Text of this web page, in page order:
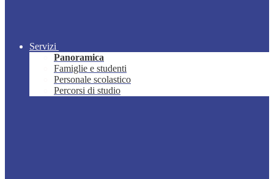
Servizi
Panoramica
Famiglie e studenti
Personale scolastico
Percorsi di studio